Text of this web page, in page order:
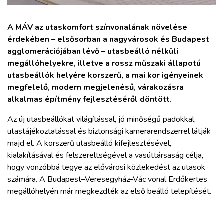
BELÉPÉS
REGISZTRÁCIÓ
A MÁV az utaskomfort színvonalának növelése
érdekében – elsősorban a nagyvárosok és Budapest
agglomerációjában lévő – utasbeálló nélküli
megállóhelyekre, illetve a rossz műszaki állapotú
utasbeállók helyére korszerű, a mai kor igényeinek
megfelelő, modern megjelenésű, várakozásra
alkalmas építmény fejlesztéséről döntött.
Az új utasbeállókat világítással, jó minőségű padokkal,
utastájékoztatással és biztonsági kamerarendszerrel látják
majd el. A korszerű utasbeálló kifejlesztésével,
kialakításával és felszereltségével a vasúttársaság célja,
hogy vonzóbbá tegye az elővárosi közlekedést az utasok
számára. A Budapest–Veresegyház–Vác vonal Erdőkertes
megállóhelyén már megkezdték az első beálló telepítését.